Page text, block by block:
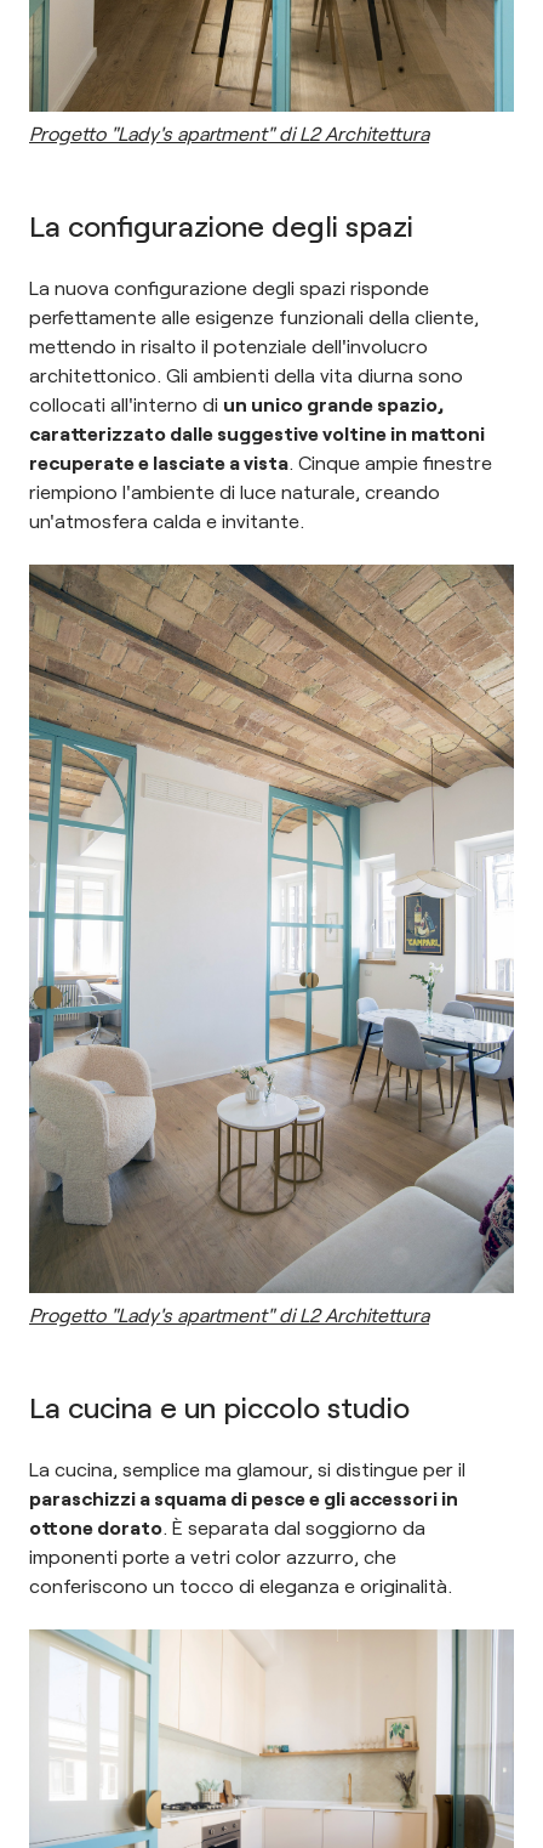
Progetto "Lady's apartment" di L2 Architettura
La configurazione degli spazi
La nuova configurazione degli spazi risponde
perfettamente alle esigenze funzionali della cliente,
mettendo in risalto il potenziale dell'involucro
architettonico. Gli ambienti della vita diurna sono
collocati all'interno di un unico grande spazio,
caratterizzato dalle suggestive voltine in mattoni
recuperate e lasciate a vista. Cinque ampie finestre
riempiono l'ambiente di luce naturale, creando
un'atmosfera calda e invitante.
Progetto "Lady's apartment" di L2 Architettura
La cucina e un piccolo studio
La cucina, semplice ma glamour, si distingue per il
paraschizzi a squama di pesce e gli accessori in
ottone dorato . È separata dal soggiorno da
imponenti porte a vetri color azzurro, che
conferiscono un tocco di eleganza e originalità.